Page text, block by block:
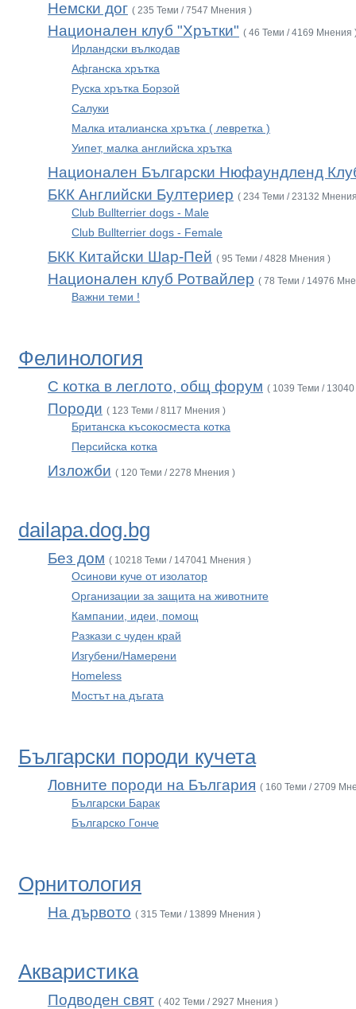
Немски дог ( 235 Теми / 7547 Мнения )
Национален клуб "Хрътки" ( 46 Теми / 4169 Мнения
Ирландски вълкодав
Афганска хрътка
Руска хрътка Борзой
Салуки
Малка италианска хрътка ( левретка )
Уипет, малка английска хрътка
Национален Български Нюфаундленд
БКК Английски Бултериер ( 234 Теми / 23132
Club Bullterrier dogs - Male
Club Bullterrier dogs - Female
БКК Китайски Шар-Пей ( 95 Теми / 4828 Мнения )
Национален клуб Ротвайлер ( 78 Теми / 14976
Важни теми !
Фелинология
С котка в леглото, общ форум ( 1039 Теми /
Породи ( 123 Теми / 8117 Мнения )
Британска късокосместа котка
Персийска котка
Изложби ( 120 Теми / 2278 Мнения )
dailapa.dog.bg
Без дом ( 10218 Теми / 147041 Мнения )
Осинови куче от изолатор
Организации за защита на животните
Кампании, идеи, помощ
Разкази с чуден край
Изгубени/Намерени
Homeless
Мостът на дъгата
Български породи кучета
Ловните породи на България ( 160 Теми / 2709
Български Барак
Българско Гонче
Орнитология
На дървото ( 315 Теми / 13899 Мнения )
Акваристика
Подводен свят ( 402 Теми / 2927 Мнения )